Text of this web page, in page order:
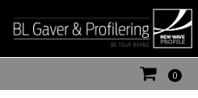
0